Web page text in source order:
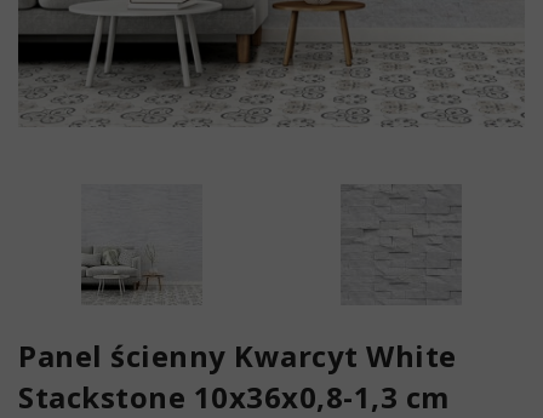
Panel ścienny Kwarcyt White
Stackstone 10x36x0,8-1,3 cm